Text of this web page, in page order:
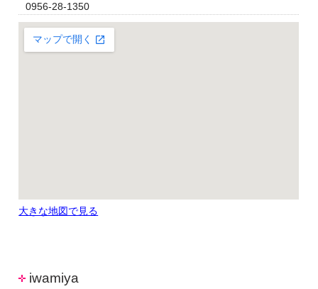
0956-28-1350
大きな地図で見る
iwamiya